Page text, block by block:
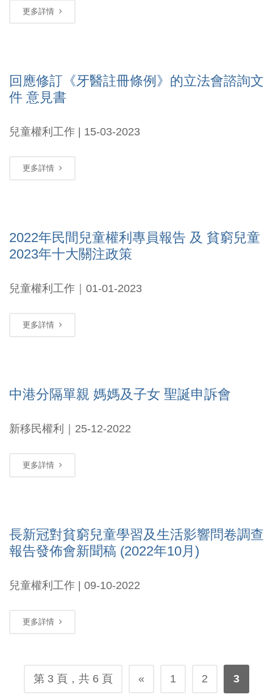
更多詳情
回應修訂《牙醫註冊條例》的立法會諮詢文
件 意見書
兒童權利工作 | 15-03-2023
更多詳情
2022年民間兒童權利專員報告 及 貧窮兒童
2023年十大關注政策
兒童權利工作｜01-01-2023
更多詳情
中港分隔單親 媽媽及子女 聖誕申訴會
新移民權利｜25-12-2022
更多詳情
長新冠對貧窮兒童學習及生活影響問卷調查
報告發佈會新聞稿 (2022年10月)
兒童權利工作 | 09-10-2022
更多詳情
第 3 頁，共 6 頁 « 1 2 3